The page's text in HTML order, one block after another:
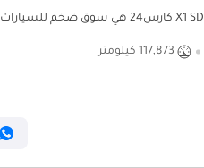
بي أم دبليو X1 SDRIVE 20i EXCLUSIVE كارس24 هي سوق ضخم للسيارات
117,873 كيلومتر